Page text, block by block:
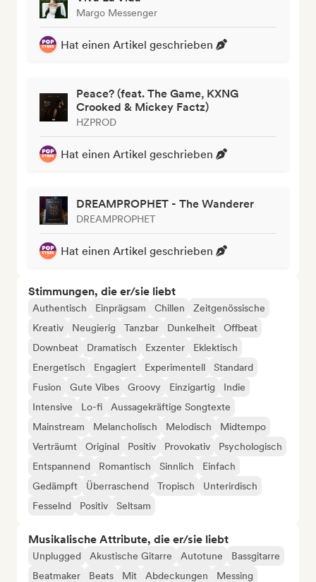
Margo Messenger
Hat einen Artikel geschrieben
Peace? (feat. The Game, KXNG
Crooked & Mickey Factz)
HZPROD
Hat einen Artikel geschrieben
DREAMPROPHET - The Wanderer
DREAMPROPHET
Hat einen Artikel geschrieben
Stimmungen, die er/sie liebt
Authentisch Einprägsam Chillen
Zeitgenössische
Kreativ
Neugierig Tanzbar Dunkelheit
Offbeat
Downbeat
Dramatisch Exzenter
Eklektisch
Energetisch
Engagiert Experimentell
Standard
Fusion
Gute Vibes Groovy Einzigartig
Indie
Intensive
Lo-fi
Aussagekräftige Songtexte
Mainstream
Melancholisch Melodisch
Midtempo
Verträumt
Original Positiv Provokativ
Psychologisch
Entspannend
Romantisch Sinnlich
Einfach
Gedämpft
Überraschend Tropisch
Unterirdisch
Fesselnd
Positiv Seltsam
Musikalische Attribute, die er/sie liebt
Unplugged Akustische Gitarre Autotune
Bassgitarre
Beatmaker
Beats Mit Abdeckungen
Messing